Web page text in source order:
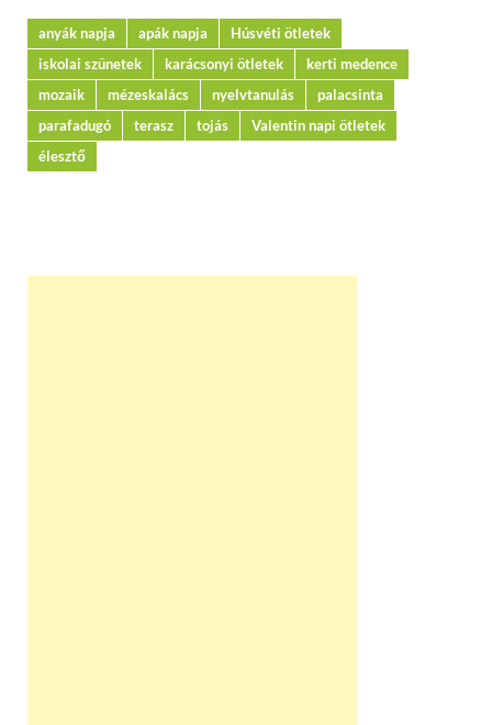
anyák napja apák napja
Húsvéti ötletek
iskolai szünetek
karácsonyi ötletek
kerti medence
mozaik
mézeskalács nyelvtanulás
palacsinta
parafadugó
terasz tojás
Valentin napi ötletek
élesztő